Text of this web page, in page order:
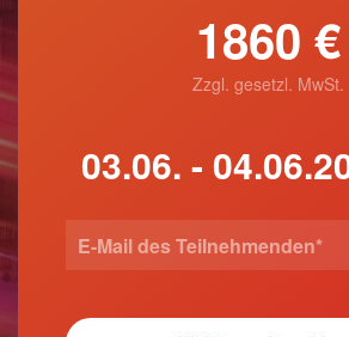
1860 €
Zzgl. gesetzl. MwSt.